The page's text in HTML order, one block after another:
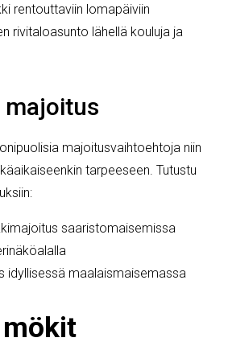
rentouttaviin lomapäiviin
rivitaloasunto lähellä kouluja ja
majoitus
majoitusvaihtoehtoja niin
tarpeeseen. Tutustu
saaristomaisemissa
idyllisessä maalaismaisemassa